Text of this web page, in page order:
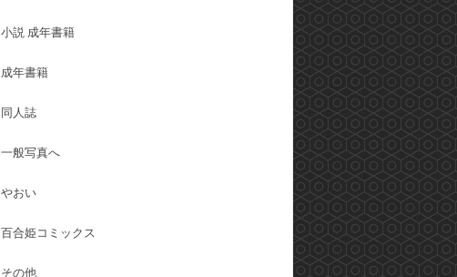
小説 成年書籍
成年書籍
同人誌
一般写真へ
やおい
百合姫コミックス
その他